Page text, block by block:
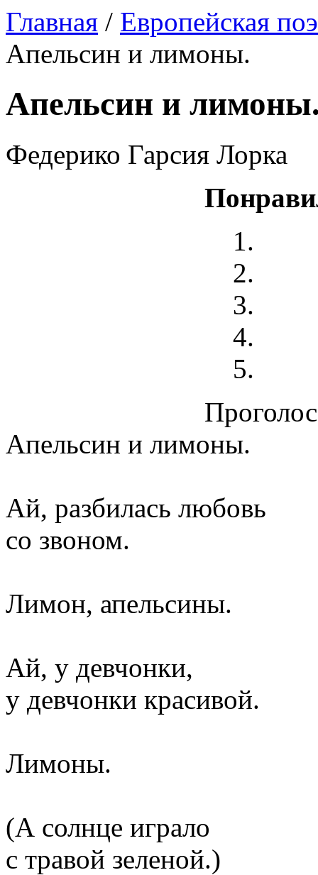
Главная / Европейская
Апельсин и лимоны.
Апельсин и
Федерико Гарсия Лорка
Апельсин и лимоны.
Ай, разбилась любовь
со звоном.
Лимон, апельсины.
Ай, у девчонки,
у девчонки красивой.
Лимоны.
(А солнце играло
с травой зеленой.)